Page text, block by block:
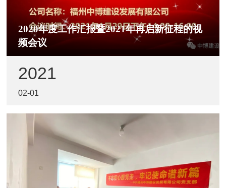
2020年度工作汇报暨2021年再启新征程的视
频会议
议于2021年1月29日在公司主会议室召开。
2021
02-01